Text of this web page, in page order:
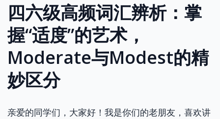
四六级高频词汇辨析：掌
握“适度”的艺术，
Moderate与Modest的精
妙区分
亲爱的同学们，大家好！我是你们的老朋友，喜欢讲